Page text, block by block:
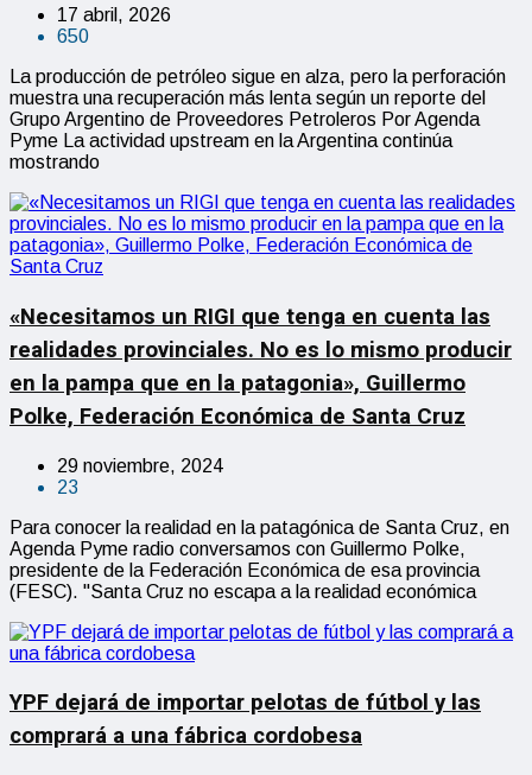
17 abril, 2026
650
La producción de petróleo sigue en alza, pero la perforación
muestra una recuperación más lenta según un reporte del
Grupo Argentino de Proveedores Petroleros Por Agenda
Pyme La actividad upstream en la Argentina continúa
mostrando
«Necesitamos un RIGI que tenga en cuenta las
realidades provinciales. No es lo mismo producir
en la pampa que en la patagonia», Guillermo
Polke, Federación Económica de Santa Cruz
29 noviembre, 2024
23
Para conocer la realidad en la patagónica de Santa Cruz, en
Agenda Pyme radio conversamos con Guillermo Polke,
presidente de la Federación Económica de esa provincia
(FESC). "Santa Cruz no escapa a la realidad económica
YPF dejará de importar pelotas de fútbol y las
comprará a una fábrica cordobesa